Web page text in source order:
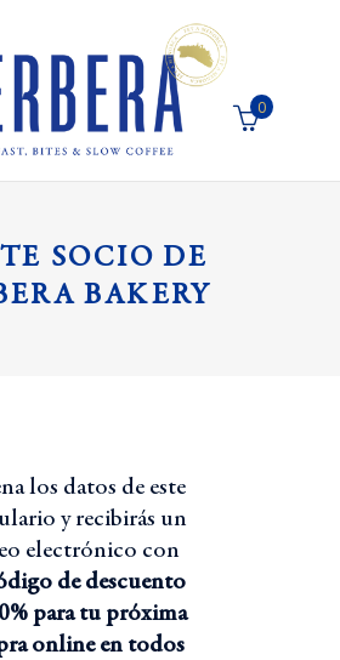
0
SOCIO DE
BAKERY
los datos de este
y recibirás un
electrónico con
de descuento
para tu próxima
online en todos